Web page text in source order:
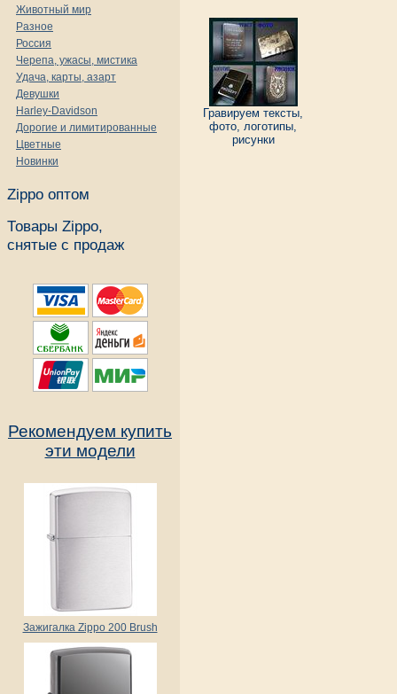
Животный мир
Разное
Россия
Черепа, ужасы, мистика
Удача, карты, азарт
Девушки
Harley-Davidson
Дорогие и лимитированные
Цветные
Новинки
Zippo оптом
Товары Zippo,
снятые с продаж
Рекомендуем купить
эти модели
Зажигалка Zippo 200 Brush
Гравируем тексты,
фото, логотипы,
рисунки